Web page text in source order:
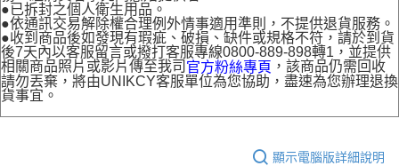
●已拆封之個人衛生用品。
●依通訊交易解除權合理例外情事適用準則，不提供退貨服務。
●收到商品後如發現有瑕疵、破損、缺件或規格不符，請於到貨
後7天內以客服留言或撥打客服專線0800-889-898轉1，並提供
相關商品照片或影片傳至我司 官方粉絲專頁 ，該商品仍需回收
請勿丟棄，將由UNIKCY客服單位為您協助，盡速為您辦理退換
貨事宜。
顯示電腦版詳細說明